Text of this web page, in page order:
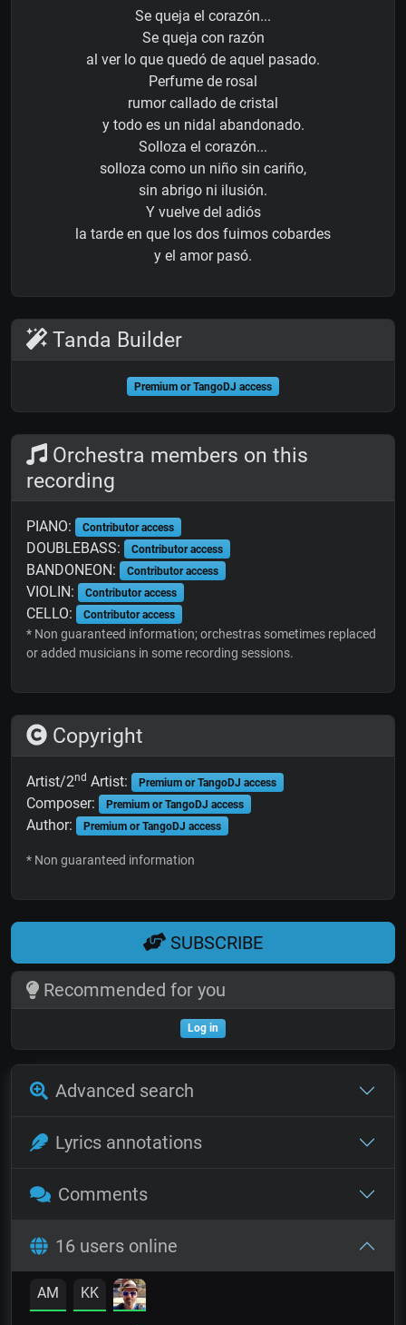
Se queja el corazón...
Se queja con razón
al ver lo que quedó de aquel pasado.
Perfume de rosal
rumor callado de cristal
y todo es un nidal abandonado.
Solloza el corazón...
solloza como un niño sin cariño,
sin abrigo ni ilusión.
Y vuelve del adiós
la tarde en que los dos fuimos cobardes
y el amor pasó.
Tanda Builder
Premium or TangoDJ access
Orchestra members on this
recording
PIANO: Contributor access
DOUBLEBASS: Contributor access
BANDONEON: Contributor access
VIOLIN: Contributor access
CELLO: Contributor access
* Non guaranteed information; orchestras sometimes replaced
or added musicians in some recording sessions.
Copyright
Artist/2nd Artist: Premium or TangoDJ access
Composer: Premium or TangoDJ access
Author: Premium or TangoDJ access
* Non guaranteed information
SUBSCRIBE
Recommended for you
Log in
Advanced search
Lyrics annotations
Comments
16 users online
AM KK